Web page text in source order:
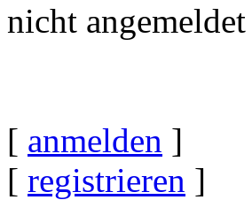
nicht angemeldet
[ anmelden ]
[ registrieren ]